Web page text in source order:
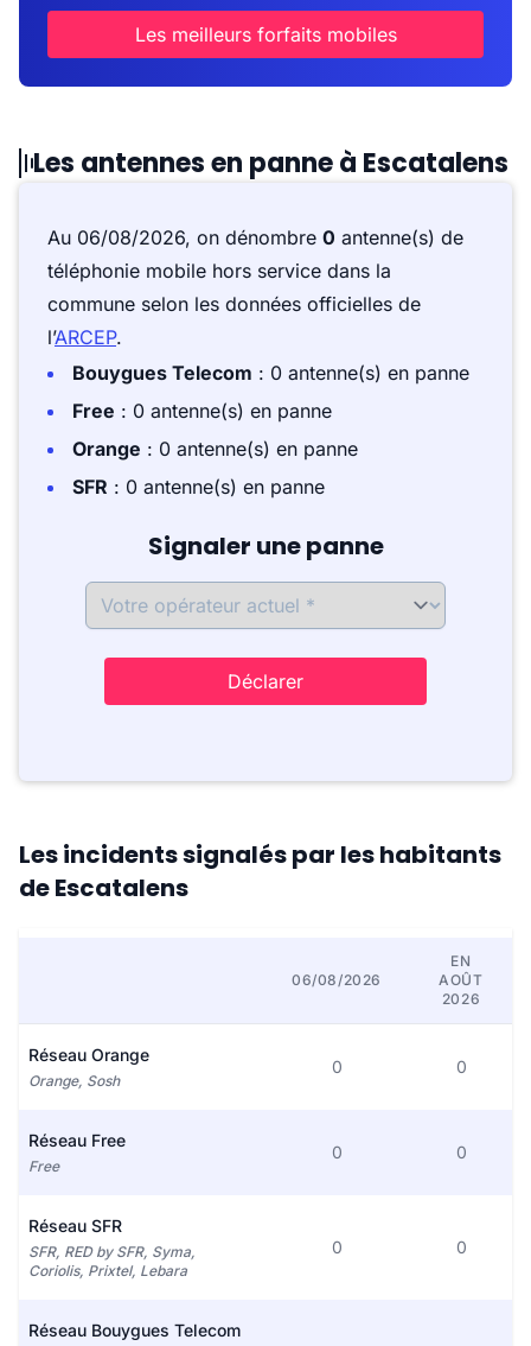
Les meilleurs forfaits mobiles
Les antennes en panne à Escatalens
Au 06/08/2026, on dénombre 0 antenne(s) de
téléphonie mobile hors service dans la
commune selon les données officielles de
l’ARCEP.
Bouygues Telecom : 0 antenne(s) en panne
Free : 0 antenne(s) en panne
Orange : 0 antenne(s) en panne
SFR : 0 antenne(s) en panne
Signaler une panne
Déclarer
Les incidents signalés par les habitants
de Escatalens
06/08/2026
EN
AOÛT
2026
Réseau Orange
Orange, Sosh
0 0
Réseau Free
Free
0 0
Réseau SFR
SFR, RED by SFR, Syma,
Coriolis, Prixtel, Lebara
0 0
Réseau Bouygues Telecom